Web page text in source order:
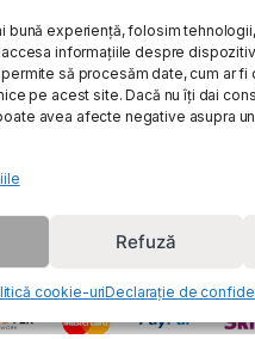
bună experiență, folosim
informațiile despre
să procesăm date, cum ar fi
pe acest site. Dacă nu îți dai
avea afecte negative asupra
Refuză
cookie-uriDeclarație de
Service si garantie
Cum cumpar
Returnari